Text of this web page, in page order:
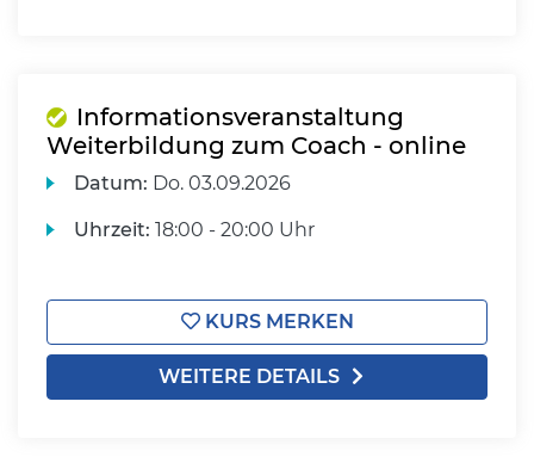
Informationsveranstaltung
Weiterbildung zum Coach - online
Datum: Do. 03.09.2026
Uhrzeit: 18:00 - 20:00 Uhr
KURS MERKEN
WEITERE DETAILS